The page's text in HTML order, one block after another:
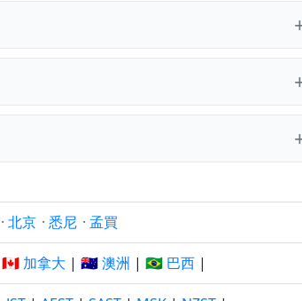
· 北京 · 悉尼 · 孟買
🇨🇦 加拿大 | 🇦🇺 澳洲 | 🇧🇷 巴西 |